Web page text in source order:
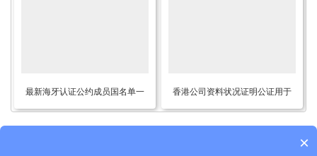
最新海牙认证公约成员国名单一
览表
香港公司资料状况证明公证用于
上海收购公司股权怎么做呢？
×